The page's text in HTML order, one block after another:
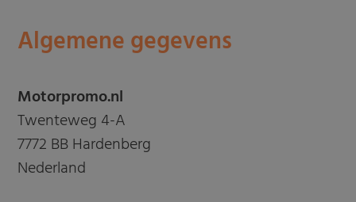
Algemene gegevens
Motorpromo.nl
Twenteweg 4-A
7772 BB Hardenberg
Nederland